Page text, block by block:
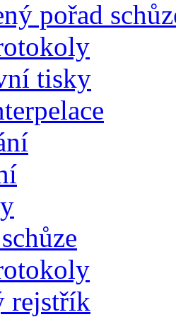
pořad
tisky
rejstřík